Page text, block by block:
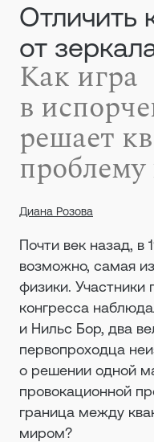
Отличить
от
Как игра
в
решает
Диана Розова
Почти век назад, в
возможно, самая
физики. Участники
конгресса
и Нильс Бор, два
первопроходца
о решении одной
провокационной
граница между
миром?